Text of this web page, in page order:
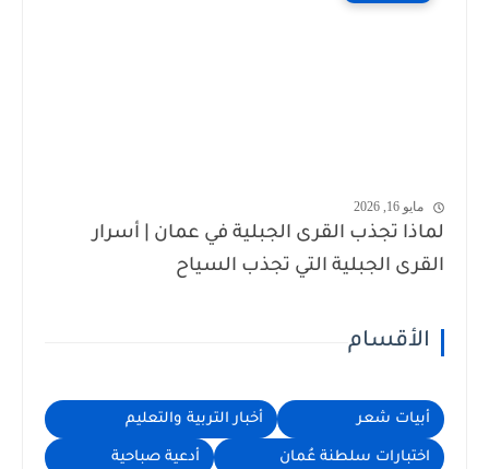
مايو 16, 2026
لماذا تجذب القرى الجبلية في عمان | أسرار
القرى الجبلية التي تجذب السياح
الأقسام
أبيات شعر أخبار التربية والتعليم
اختبارات سلطنة عُمان أدعية صباحية